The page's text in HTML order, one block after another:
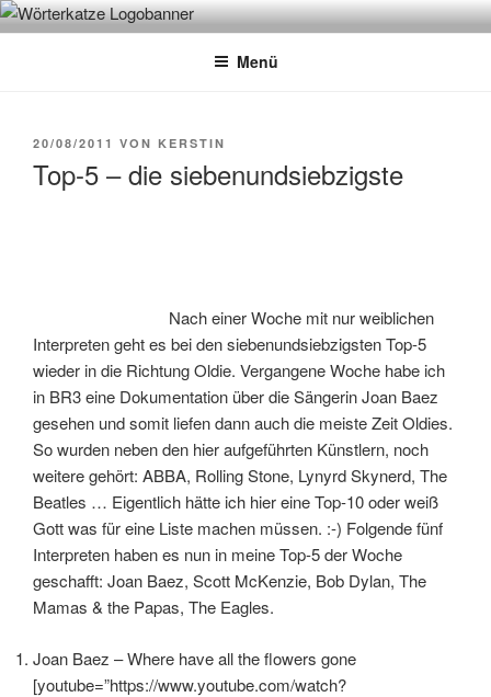
Zum
InhaltWÖRTERKATZE
Von Büchern erzählen
Menü
VERÖFFENTLICHT
20/08/2011 VON KERSTIN
Top-5 – die siebenundsiebzigste
Nach einer Woche mit nur weiblichen
Interpreten geht es bei den siebenundsiebzigsten Top-5
wieder in die Richtung Oldie. Vergangene Woche habe ich
in BR3 eine Dokumentation über die Sängerin Joan Baez
gesehen und somit liefen dann auch die meiste Zeit Oldies.
So wurden neben den hier aufgeführten Künstlern, noch
weitere gehört: ABBA, Rolling Stone, Lynyrd Skynerd, The
Beatles … Eigentlich hätte ich hier eine Top-10 oder weiß
Gott was für eine Liste machen müssen. :-) Folgende fünf
Interpreten haben es nun in meine Top-5 der Woche
geschafft: Joan Baez, Scott McKenzie, Bob Dylan, The
Mamas & the Papas, The Eagles.
Joan Baez – Where have all the flowers gone
[youtube=”https://www.youtube.com/watch?